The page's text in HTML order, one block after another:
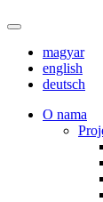
magyar
english
deutsch
О nama